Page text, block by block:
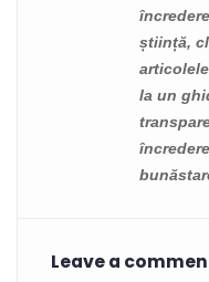
știință,
la un
Leave a